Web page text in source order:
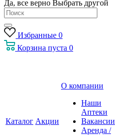
Да, все верно Выбрать другой
Избранные 0
Корзина пуста 0
Каталог Акции
О компании
Наши
Аптеки
Вакансии
Аренда /